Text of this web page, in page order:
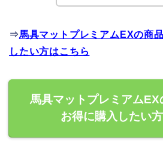
⇒馬具マットプレミアムEXの商
したい方はこちら
馬具マットプレミアムEX
お得に購入したい